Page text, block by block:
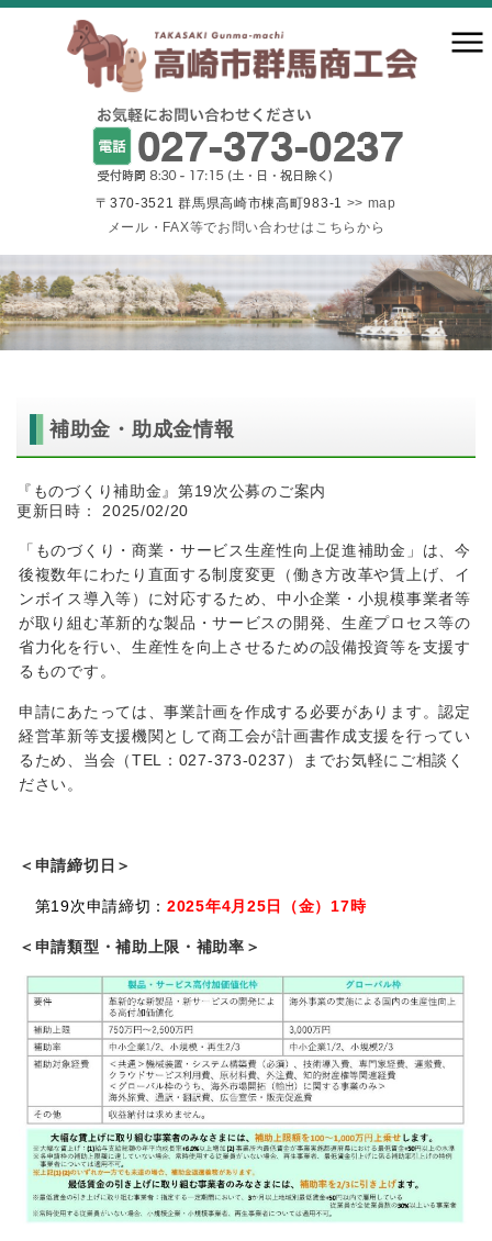
〒370-3521 群馬県高崎市棟高町983-1 >> map
メール・FAX等でお問い合わせはこちらから
補助金・助成金情報
『ものづくり補助金』第19次公募のご案内
更新日時： 2025/02/20
「ものづくり・商業・サービス生産性向上促進補助金」は、今
後複数年にわたり直面する制度変更（働き方改革や賃上げ、イ
ンボイス導入等）に対応するため、中小企業・小規模事業者等
が取り組む革新的な製品・サービスの開発、生産プロセス等の
省力化を行い、生産性を向上させるための設備投資等を支援す
るものです。
申請にあたっては、事業計画を作成する必要があります。認定
経営革新等支援機関として商工会が計画書作成支援を行ってい
るため、 当会（TEL：027-373-0237）までお気軽にご相談く
ださい。
＜申請締切日＞
第19次申請締切：2025年4月25日（金）17時
＜申請類型・補助上限・補助率＞